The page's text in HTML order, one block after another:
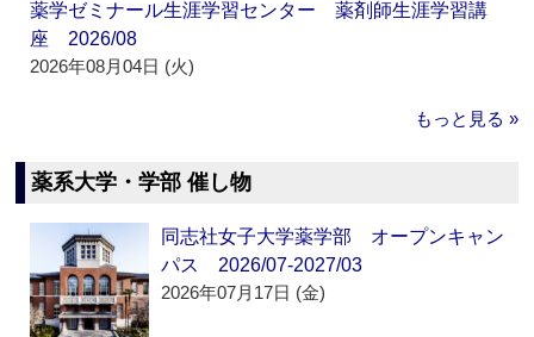
薬学ゼミナール生涯学習センター 薬剤師生涯学習講
座 2026/08
2026年08月04日 (火)
もっと見る »
薬系大学・学部 催し物
同志社女子大学薬学部 オープンキャン
パス 2026/07-2027/03
2026年07月17日 (金)